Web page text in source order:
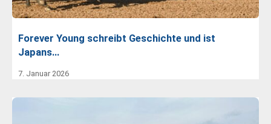
Forever Young schreibt Geschichte und ist
Japans…
7. Januar 2026